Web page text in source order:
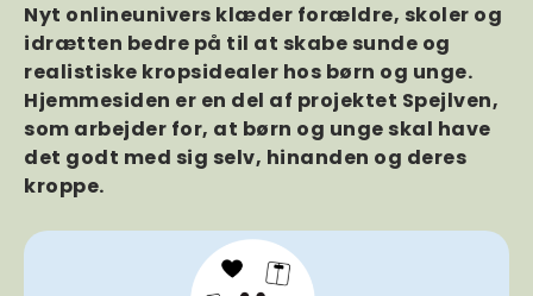
Nyt onlineunivers klæder forældre, skoler og
idrætten bedre på til at skabe sunde og
realistiske kropsidealer hos børn og unge.
Hjemmesiden er en del af projektet Spejlven,
som arbejder for, at børn og unge skal have
det godt med sig selv, hinanden og deres
kroppe.